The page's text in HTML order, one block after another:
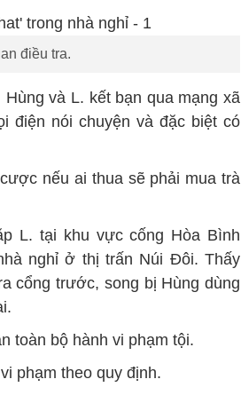
điều tra.
và L. kết bạn qua mạng xã
điện nói chuyện và đặc biệt có
nếu ai thua sẽ phải mua trà
L. tại khu vực cống Hòa Bình
nghỉ ở thị trấn Núi Đôi. Thấy
cổng trước, song bị Hùng dùng
toàn bộ hành vi phạm tội.
phạm theo quy định.